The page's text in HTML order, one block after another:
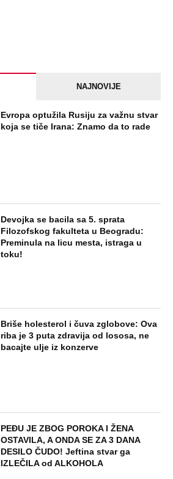
NAJNOVIJE
Evropa optužila Rusiju za važnu stvar
koja se tiče Irana: Znamo da to rade
Devojka se bacila sa 5. sprata
Filozofskog fakulteta u Beogradu:
Preminula na licu mesta, istraga u
toku!
Briše holesterol i čuva zglobove: Ova
riba je 3 puta zdravija od lososa, ne
bacajte ulje iz konzerve
PEĐU JE ZBOG POROKA I ŽENA
OSTAVILA, A ONDA SE ZA 3 DANA
DESILO ČUDO! Jeftina stvar ga
IZLEČILA od ALKOHOLA